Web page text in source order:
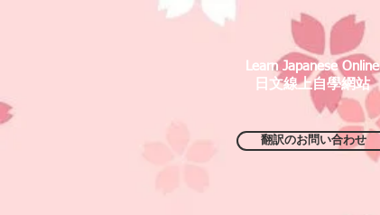
Learn Japanese Online
日文線上自學網站
翻訳のお問い合わせ